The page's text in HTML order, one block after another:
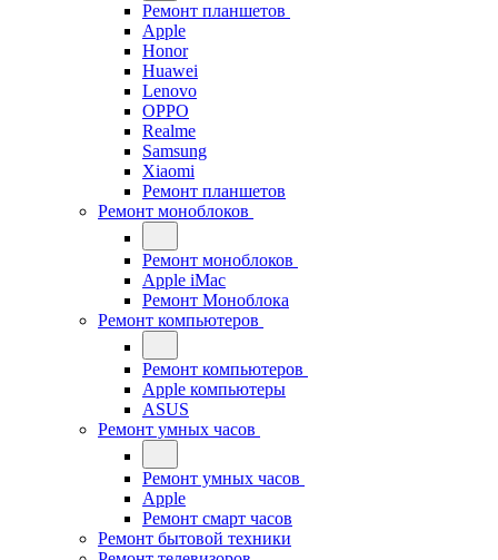
Ремонт планшетов
Apple
Honor
Huawei
Lenovo
OPPO
Realme
Samsung
Xiaomi
Ремонт планшетов
Ремонт моноблоков
Ремонт моноблоков
Apple iMac
Ремонт Моноблока
Ремонт компьютеров
Ремонт компьютеров
Apple компьютеры
ASUS
Ремонт умных часов
Ремонт умных часов
Apple
Ремонт смарт часов
Ремонт бытовой техники